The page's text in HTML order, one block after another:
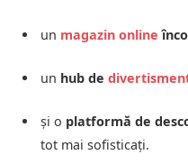
un magazin online
un hub de
și o platformă de
tot mai sofisticați.